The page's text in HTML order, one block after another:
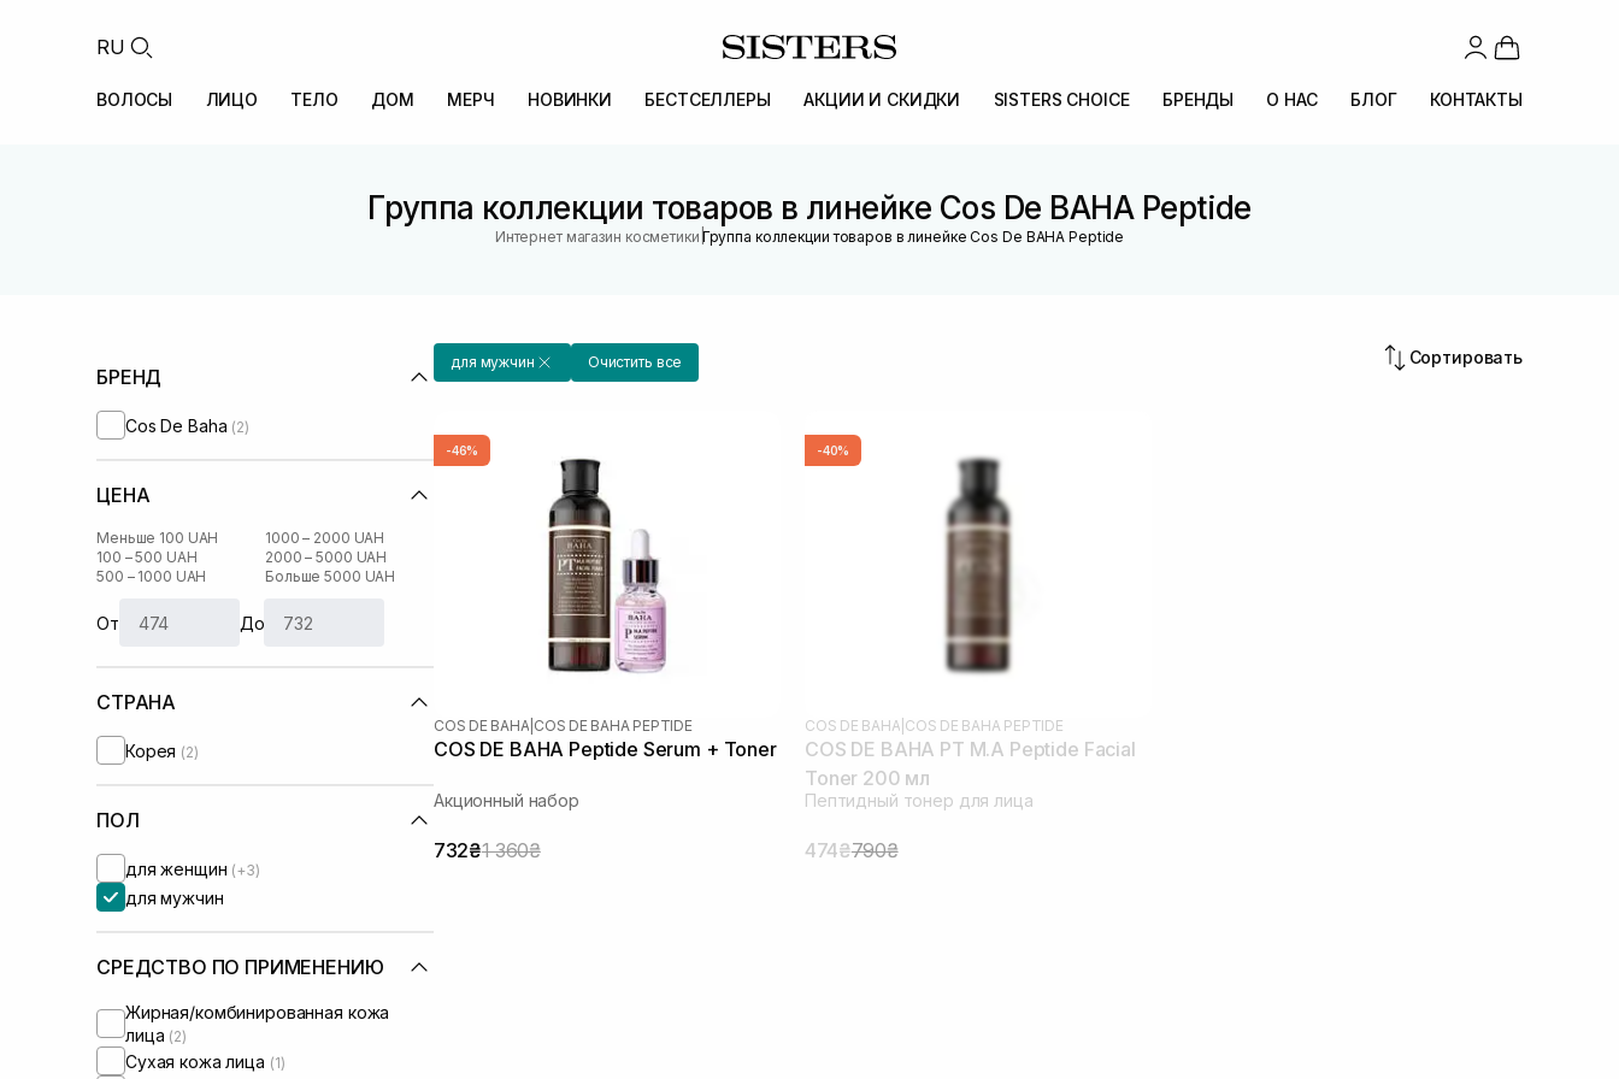
RU
ВОЛОСЫ ЛИЦО ТЕЛО ДОМ МЕРЧ НОВИНКИ БЕСТСЕЛЛЕРЫ АКЦИИ И СКИДКИ SISTERS CHOICE БРЕНДЫ О НАС БЛОГ КОНТАКТЫ
Группа коллекции товаров в линейке Cos De BAHA Peptide
Интернет магазин косметики |Группа коллекции товаров в линейке Cos De BAHA Peptide
БРЕНД
Cos De Baha (2)
ЦЕНА
Меньше 100 UAH
100 – 500 UAH
500 – 1000 UAH
1000 – 2000 UAH
2000 – 5000 UAH
Больше 5000 UAH
От До
СТРАНА
Корея (2)
ПОЛ
для женщин (+3)
для мужчин
СРЕДСТВО ПО ПРИМЕНЕНИЮ
Жирная/комбинированная кожа
лица (2)
Сухая кожа лица (1)
для мужчин Очистить все Сортировать
-46%
COS DE BAHA COS DE BAHA PEPTIDE
COS DE BAHA Peptide Serum + Toner
Акционный набор
732₴1 360₴
-40%
COS DE BAHA COS DE BAHA PEPTIDE
COS DE BAHA PT M.A Peptide Facial
Toner 200 мл
Пептидный тонер для лица
474₴790₴